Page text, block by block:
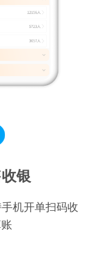
银
机开单扫码收